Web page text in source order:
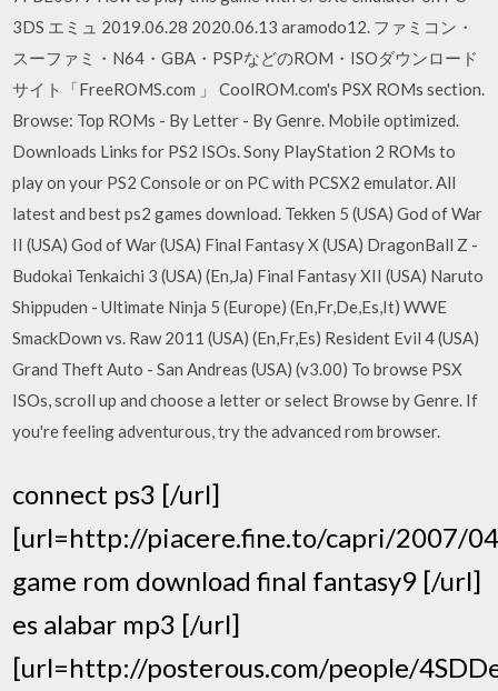
3DS エミュ 2019.06.28 2020.06.13 aramodo12. ファミコン・
スーファミ・N64・GBA・PSPなどのROM・ISOダウンロード
サイト「FreeROMS.com 」 CoolROM.com's PSX ROMs section.
Browse: Top ROMs - By Letter - By Genre. Mobile optimized.
Downloads Links for PS2 ISOs. Sony PlayStation 2 ROMs to
play on your PS2 Console or on PC with PCSX2 emulator. All
latest and best ps2 games download. Tekken 5 (USA) God of War
II (USA) God of War (USA) Final Fantasy X (USA) DragonBall Z -
Budokai Tenkaichi 3 (USA) (En,Ja) Final Fantasy XII (USA) Naruto
Shippuden - Ultimate Ninja 5 (Europe) (En,Fr,De,Es,It) WWE
SmackDown vs. Raw 2011 (USA) (En,Fr,Es) Resident Evil 4 (USA)
Grand Theft Auto - San Andreas (USA) (v3.00) To browse PSX
ISOs, scroll up and choose a letter or select Browse by Genre. If
you're feeling adventurous, try the advanced rom browser.
connect ps3 [/url]
[url=http://piacere.fine.to/capri/2007/
game rom download final fantasy9 [/url]
es alabar mp3 [/url]
[url=http://posterous.com/people/